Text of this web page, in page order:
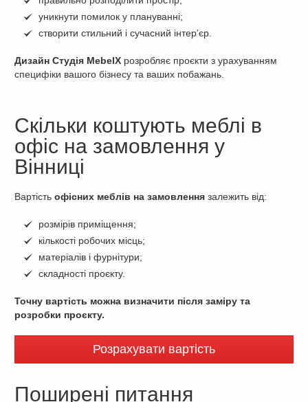
уникнути помилок у плануванні;
створити стильний і сучасний інтер’єр.
Дизайн Студія MebelX розробляє проєкти з урахуванням
специфіки вашого бізнесу та ваших побажань.
Скільки коштують меблі в
офіс на замовлення у
Вінниці
Вартістьофісних меблів на замовлення залежить від:
розмірів приміщення;
кількості робочих місць;
матеріалів і фурнітури;
складності проєкту.
Точну вартість можна визначити після заміру та
розробки проєкту.
Розрахувати вартість
Поширені питання